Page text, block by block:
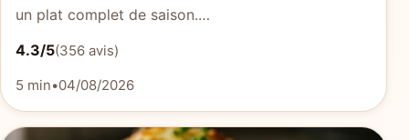
un plat complet de saison.…
4.3/5(356 avis)
5 min•04/08/2026